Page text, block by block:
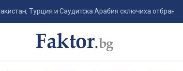
Турция и Саудитска Арабия сключиха отбранителен